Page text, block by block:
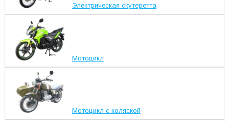
Электрическая скутеретта
Мотоцикл
Мотоцикл с коляской